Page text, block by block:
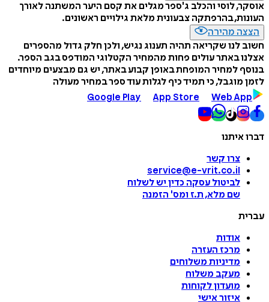
אוסקר, לוסי והכלב ג'ספר מגלים את קסם היער המשתנה לאורך
העונות, בהרפתקה צבעונית מלאת גילויים ראשונים.
הצצה מהירה
חשוב לנו שקריאה תהיה תענוג נגיש, ולכן חלק גדול מהספרים
אצלנו באתר עולים פחות מהמחיר הקטלוגי המודפס בגב הספר.
בנוסף למחיר המופחת באופן קבוע באתר, יש גם מבצעים מיוחדים
לזמן מוגבל, כי תמיד כיף לגלות עוד ספר במחיר מעולה
Google Play
App Store Web App
דברו איתנו
צרו קשר
service@e-vrit.co.il
לביטול עסקה כדין יש לשלוח
שם מלא, ת.ז ומס' הזמנה
עברית
אודות
מרכז העזרה
מדיניות משלוחים
מעקב משלוח
מועדון לקוחות
איזור אישי